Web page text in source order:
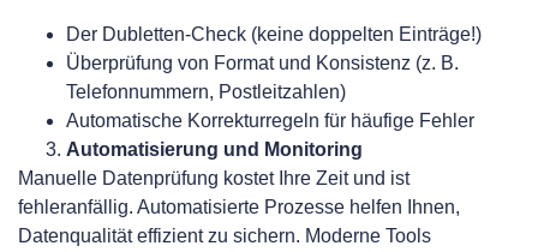
Der Dubletten-Check (keine doppelten Einträge!)
Überprüfung von Format und Konsistenz (z. B.
Telefonnummern, Postleitzahlen)
Automatische Korrekturregeln für häufige Fehler
Automatisierung und Monitoring
Manuelle Datenprüfung kostet Ihre Zeit und ist
fehleranfällig. Automatisierte Prozesse helfen Ihnen,
Datenqualität effizient zu sichern. Moderne Tools